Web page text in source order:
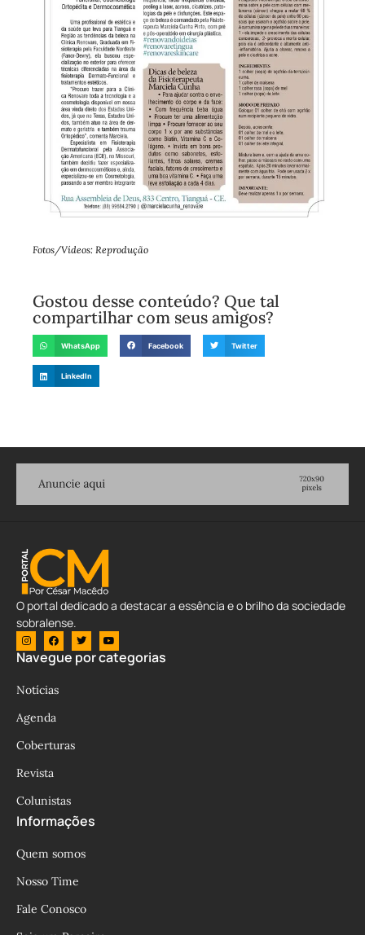
Fotos/Vídeos: Reprodução
Gostou desse conteúdo? Que tal
compartilhar com seus amigos?
WhatsApp Facebook Twitter
LinkedIn
O portal dedicado a destacar a essência e o brilho da sociedade
sobralense.
Navegue por categorias
Notícias
Agenda
Coberturas
Revista
Colunistas
Informações
Quem somos
Nosso Time
Fale Conosco